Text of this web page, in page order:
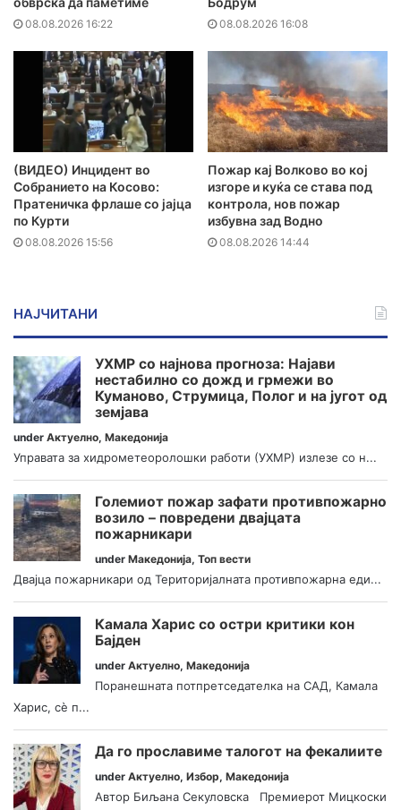
08.08.2026 16:22 08.08.2026 16:08
(ВИДЕО) Инцидент во
Собранието на Косово:
Пратеничка фрлаше со јајца
по Курти
08.08.2026 15:56
Пожар кај Волково во кој
изгоре и куќа се става под
контрола, нов пожар
избувна зад Водно
08.08.2026 14:44
НАЈЧИТАНИ
УХМР со најнова прогноза: Најави
нестабилно со дожд и грмежи во
Куманово, Струмица, Полог и на југот од
земјава
under Актуелно, Македонија
Управата за хидрометеоролошки работи (УХМР) излезе со н...
Големиот пожар зафати противпожарно
возило – повредени двајцата
пожарникари
under Македонија, Топ вести
Двајца пожарникари од Територијалната противпожарна еди...
Камала Харис со остри критики кон
Бајден
under Актуелно, Македонија
Поранешната потпретседателка на САД, Камала
Харис, сè п...
Да го прославиме талогот на фекалиите
under Актуелно, Избор, Македонија
Автор Биљана Секуловска Премиерот Мицкоски